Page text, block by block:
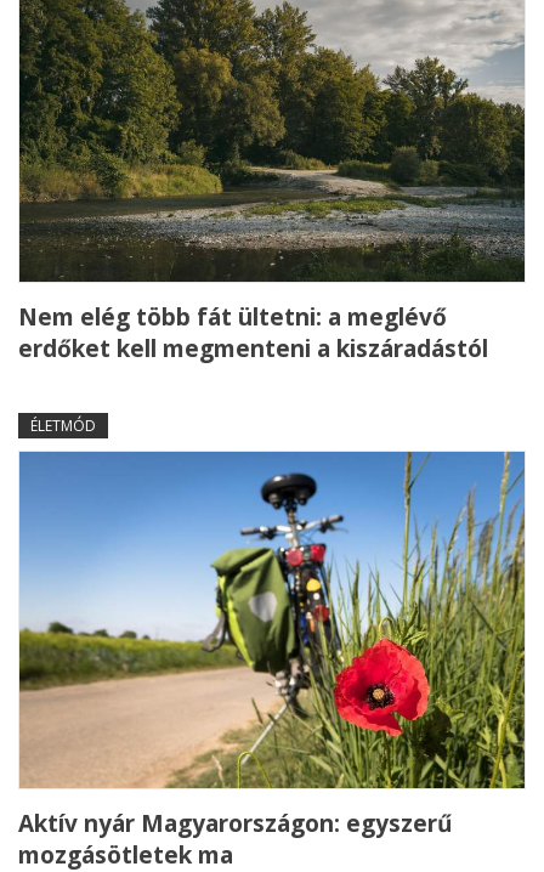
Nem elég több fát ültetni: a meglévő
erdőket kell megmenteni a kiszáradástól
ÉLETMÓD
Aktív nyár Magyarországon: egyszerű
mozgásötletek ma